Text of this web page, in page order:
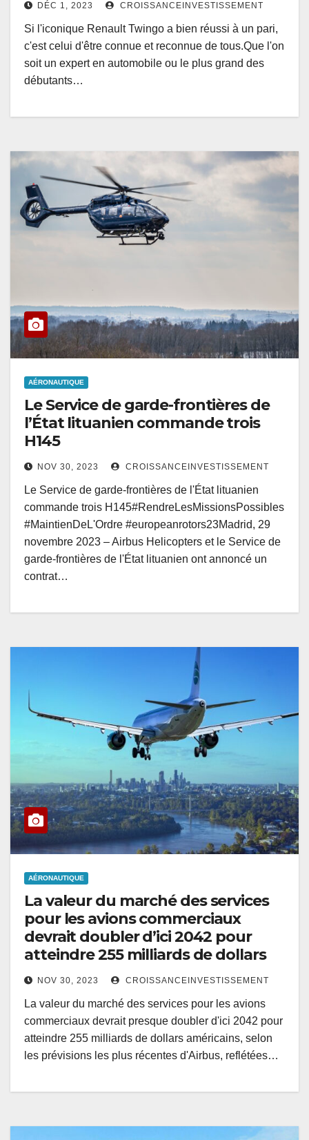
DÉC 1, 2023 CROISSANCEINVESTISSEMENT
Si l'iconique Renault Twingo a bien réussi à un pari,
c'est celui d'être connue et reconnue de tous.Que l'on
soit un expert en automobile ou le plus grand des
débutants…
AÉRONAUTIQUE
Le Service de garde-frontières de
l’État lituanien commande trois
H145
NOV 30, 2023 CROISSANCEINVESTISSEMENT
Le Service de garde-frontières de l'État lituanien
commande trois H145#RendreLesMissionsPossibles
#MaintienDeL'Ordre #europeanrotors23Madrid, 29
novembre 2023 – Airbus Helicopters et le Service de
garde-frontières de l'État lituanien ont annoncé un
contrat…
AÉRONAUTIQUE
La valeur du marché des services
pour les avions commerciaux
devrait doubler d’ici 2042 pour
atteindre 255 milliards de dollars
NOV 30, 2023 CROISSANCEINVESTISSEMENT
La valeur du marché des services pour les avions
commerciaux devrait presque doubler d'ici 2042 pour
atteindre 255 milliards de dollars américains, selon
les prévisions les plus récentes d'Airbus, reflétées…